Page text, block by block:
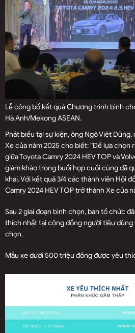
Lễ công bố kết quả Chương trình bình
Hà Anh/Mekong ASEAN.
Phát biểu tại sự kiện, ông Ngô Việt
Xe của năm 2025 cho biết: “Để lựa chọn
giữa Toyota Camry 2024 HEV TOP và
giám khảo trong buổi họp cuối cùng đã
khai. Với kết quả 3/4 các thành viên Hội
Camry 2024 HEV TOP trở thành Xe của
Sau 2 giai đoạn bình chọn, ban tổ chức
thích nhất tại cộng đồng người tiêu dùng
chọn.
Mẫu xe dưới 500 triệu đồng được yêu